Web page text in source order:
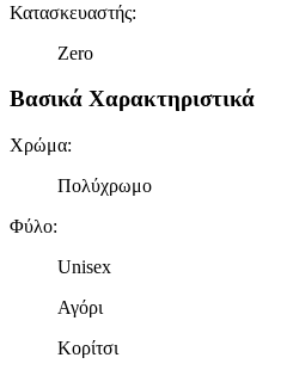
Κατασκευαστής:
Zero
Βασικά Χαρακτηριστικά
Χρώμα:
Πολύχρωμο
Φύλο:
Unisex
Αγόρι
Κορίτσι